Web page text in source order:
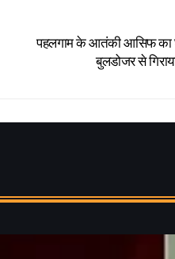
पहलगाम के आतंकी आसिफ का
बुलडोजर से